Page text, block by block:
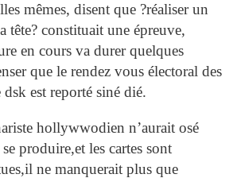
mêmes, disent que ?réaliser un
tête? constituait une épreuve,
en cours va durer quelques
que le rendez vous électoral des
est reporté siné dié.
hollywwodien n’aurait osé
produire,et les cartes sont
ne manquerait plus que